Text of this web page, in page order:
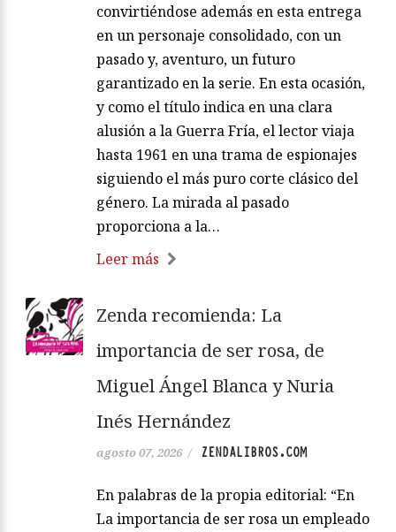
convirtiéndose además en esta entrega
en un personaje consolidado, con un
pasado y, aventuro, un futuro
garantizado en la serie. En esta ocasión,
y como el título indica en una clara
alusión a la Guerra Fría, el lector viaja
hasta 1961 en una trama de espionajes
siguiendo el más puro corte clásico del
género. La mirada al pasado
proporciona a la…
Leer más
Zenda recomienda: La
importancia de ser rosa, de
Miguel Ángel Blanca y Nuria
Inés Hernández
agosto 07, 2026 / ZENDALIBROS.COM
En palabras de la propia editorial: “En
La importancia de ser rosa un empleado